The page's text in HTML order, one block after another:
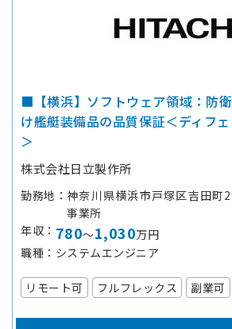
■【横浜】ソフトウェア領域：防
け艦艇装備品の品質保証＜ディフ
＞
株式会社日立製作所
勤務地
神奈川県横浜市戸塚区吉田
事業所
年収
780～1,030万円
職種
システムエンジニア
リモート可 フルフレックス 副業可